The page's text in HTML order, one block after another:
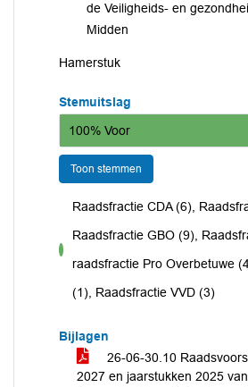
de Veiligheids- en
Midden
Hamerstuk
Stemuitslag
100% Voor
Toon stemmen
voor
Raadsfractie CDA (6),
Raadsfractie GBO (9),
raadsfractie Pro Overbetuwe
(1), Raadsfractie VVD (3)
Bijlagen
26-06-30.10
2027 en jaarstukken 2025